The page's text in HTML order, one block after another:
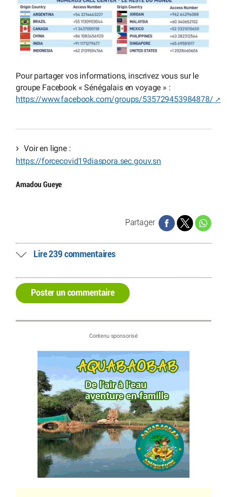
Pour partager vos informations, inscrivez vous sur le
groupe Facebook « Sénégalais en voyage » :
https://www.facebook.com/groups/535729453984878/
Voir en ligne :
https://forcecovid19diaspora.sec.gouv.sn
Amadou Gueye
Partager
Lire 239 commentaires
Poster un commentaire